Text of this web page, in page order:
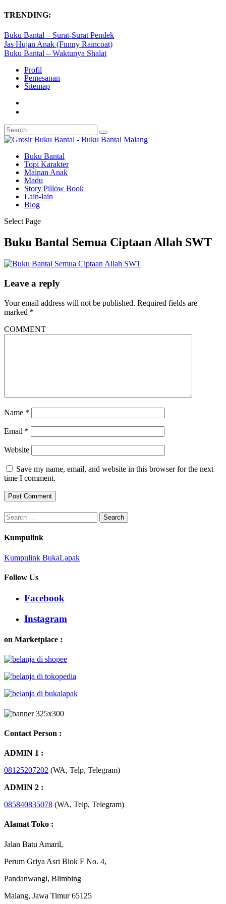
TRENDING:
Buku Bantal – Surat-Surat Pendek
Jas Hujan Anak (Funny Raincoat)
Buku Bantal – Waktunya Shalat
Profil
Pemesanan
Sitemap
Buku Bantal
Topi Karakter
Mainan Anak
Madu
Story Pillow Book
Lain-lain
Blog
Select Page
Buku Bantal Semua Ciptaan Allah SWT
Leave a reply
Your email address will not be published. Required fields are
marked *
COMMENT
Name *
Email *
Website
Save my name, email, and website in this browser for the next
time I comment.
Search
for:
Kumpulink
Kumpulink BukaLapak
Follow Us
Facebook
Instagram
on Marketplace :
Contact Person :
ADMIN 1 :
08125207202 (WA, Telp, Telegram)
ADMIN 2 :
085840835078 (WA, Telp, Telegram)
Alamat Toko :
Jalan Batu Amaril,
Perum Griya Asri Blok F No. 4,
Pandanwangi, Blimbing
Malang, Jawa Timur 65125